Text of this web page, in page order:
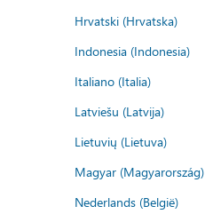
Hrvatski (Hrvatska)
Indonesia (Indonesia)
Italiano (Italia)
Latviešu (Latvija)
Lietuvių (Lietuva)
Magyar (Magyarország)
Nederlands (België)